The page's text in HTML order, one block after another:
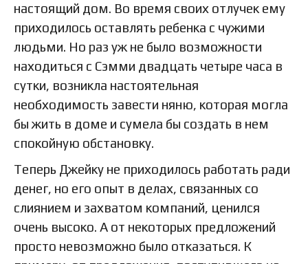
настоящий дом. Во время своих отлучек ему
приходилось оставлять ребенка с чужими
людьми. Но раз уж не было возможности
находиться с Сэмми двадцать четыре часа в
сутки, возникла настоятельная
необходимость завести няню, которая могла
бы жить в доме и сумела бы создать в нем
спокойную обстановку.
Теперь Джейку не приходилось работать ради
денег, но его опыт в делах, связанных со
слиянием и захватом компаний, ценился
очень высоко. А от некоторых предложений
просто невозможно было отказаться. К